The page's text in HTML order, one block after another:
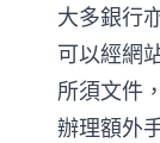
大多銀行
可以經網
所須文件
辦理額外